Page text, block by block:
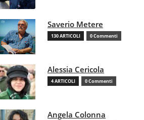
Saverio Metere
130 ARTICOLI 0 Commenti
Alessia Cericola
4 ARTICOLI 0 Commenti
Angela Colonna